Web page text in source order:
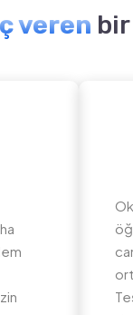
veren